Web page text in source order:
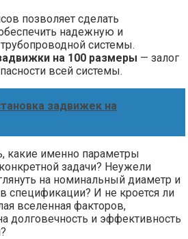
позволяет сделать
надежную и
системы.
на 100 размеры — залог
всей системы.
задвижек на
какие именно параметры
задачи? Неужели
на номинальный диаметр и
спецификации? И не кроется ли
вселенная факторов,
долговечность и эффективность